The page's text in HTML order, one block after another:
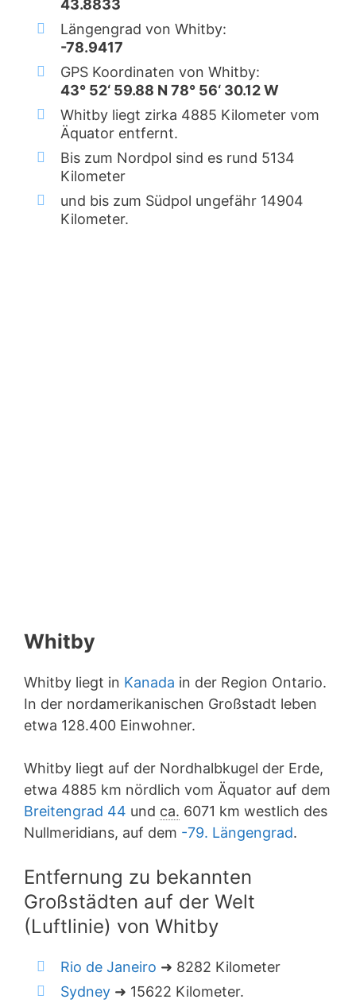
43.8833
Längengrad von Whitby:
-78.9417
GPS Koordinaten von Whitby:
43° 52‘ 59.88 N 78° 56‘ 30.12 W
Whitby liegt zirka 4885 Kilometer vom
Äquator entfernt.
Bis zum Nordpol sind es rund 5134
Kilometer
und bis zum Südpol ungefähr 14904
Kilometer.
Whitby
Whitby liegt in Kanada in der Region Ontario.
In der nordamerikanischen Großstadt leben
etwa 128.400 Einwohner.
Whitby liegt auf der Nordhalbkugel der Erde,
etwa 4885 km nördlich vom Äquator auf dem
Breitengrad 44 und ca. 6071 km westlich des
Nullmeridians, auf dem -79. Längengrad.
Entfernung zu bekannten
Großstädten auf der Welt
(Luftlinie) von Whitby
Rio de Janeiro ➜ 8282 Kilometer
Sydney ➜ 15622 Kilometer.